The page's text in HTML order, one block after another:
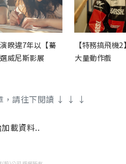
睽違7年以【驀
威尼斯影展
【特務搞飛機
大量動作戲
請往下閱讀 ↓ ↓ ↓
載資料..